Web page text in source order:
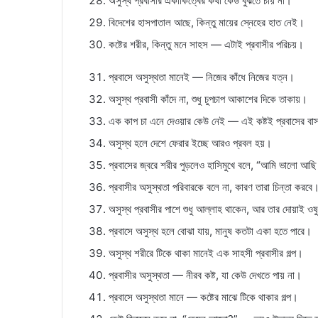
বিদেশের হাসপাতাল আছে, কিন্তু মায়ের স্নেহের হাত নেই।
কষ্টের শরীর, কিন্তু মনে সাহস — এটাই প্রবাসীর পরিচয়।
প্রবাসে অসুস্থতা মানেই — নিজের কাঁধে নিজের যত্ন।
অসুস্থ প্রবাসী কাঁদে না, শুধু চুপচাপ আকাশের দিকে তাকায়।
এক কাপ চা এনে দেওয়ার কেউ নেই — এই কষ্টই প্রবাসের
অসুস্থ হলে দেশে ফেরার ইচ্ছে আরও প্রবল হয়।
প্রবাসের জ্বরে শরীর পুড়লেও হাসিমুখে বলে, “আমি ভালো
প্রবাসীর অসুস্থতা পরিবারকে বলে না, কারণ তারা চিন্তা করবে।
অসুস্থ প্রবাসীর পাশে শুধু আল্লাহ থাকেন, আর তার দোয়াই
প্রবাসে অসুস্থ হলে বোঝা যায়, মানুষ কতটা একা হতে পারে।
অসুস্থ শরীরে টিকে থাকা মানেই এক সাহসী প্রবাসীর গল্প।
প্রবাসীর অসুস্থতা — নীরব কষ্ট, যা কেউ দেখতে পায় না।
প্রবাসে অসুস্থতা মানে — কষ্টের মাঝে টিকে থাকার গল্প।